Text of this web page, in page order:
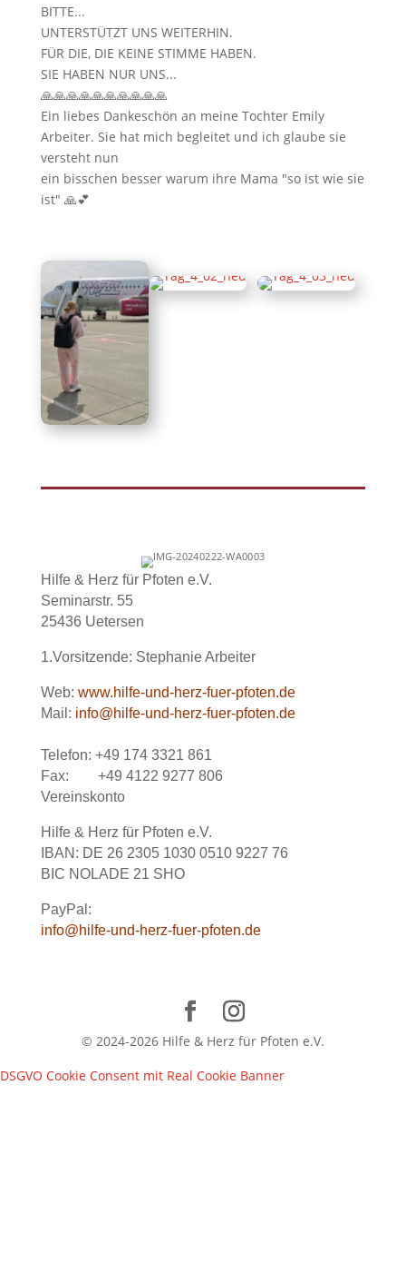
BITTE...
UNTERSTÜTZT UNS WEITERHIN.
FÜR DIE, DIE KEINE STIMME HABEN.
SIE HABEN NUR UNS...
🙏🙏🙏🙏🙏🙏🙏🙏🙏🙏
Ein liebes Dankeschön an meine Tochter Emily
Arbeiter. Sie hat mich begleitet und ich glaube sie
versteht nun
ein bisschen besser warum ihre Mama "so ist wie sie
ist" 🙏💕
Hilfe & Herz für Pfoten e.V.
Seminarstr. 55
25436 Uetersen
1.Vorsitzende: Stephanie Arbeiter
Web: www.hilfe-und-herz-fuer-pfoten.de
Mail: info@hilfe-und-herz-fuer-pfoten.de
Telefon: +49 174 3321 861
Fax: +49 4122 9277 806
Vereinskonto
Hilfe & Herz für Pfoten e.V.
IBAN: DE 26 2305 1030 0510 9227 76
BIC NOLADE 21 SHO
PayPal:
info@hilfe-und-herz-fuer-pfoten.de
© 2024-2026 Hilfe & Herz für Pfoten e.V.
DSGVO Cookie Consent mit Real Cookie Banner